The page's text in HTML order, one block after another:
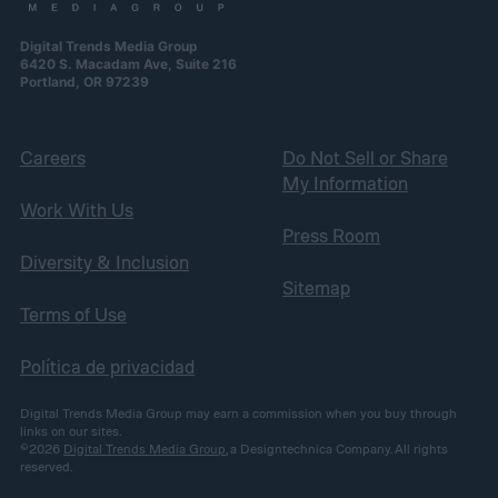
Digital Trends Media Group
6420 S. Macadam Ave, Suite 216
Portland, OR 97239
Careers
Work With Us
Diversity & Inclusion
Terms of Use
Política de privacidad
Do Not Sell or Share
My Information
Press Room
Sitemap
Digital Trends Media Group may earn a commission when you buy through
links on our sites.
©2026 Digital Trends Media Group, a Designtechnica Company. All rights
reserved.